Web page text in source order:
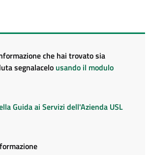
che hai trovato sia
segnalacelo usando il modulo
Guida ai Servizi dell'Azienda USL